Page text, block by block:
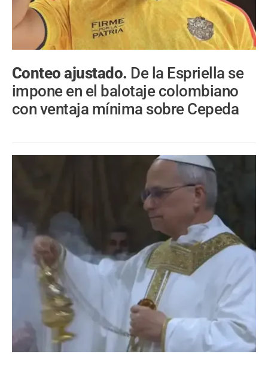
Conteo ajustado. De la Espriella se
impone en el balotaje colombiano
con ventaja mínima sobre Cepeda